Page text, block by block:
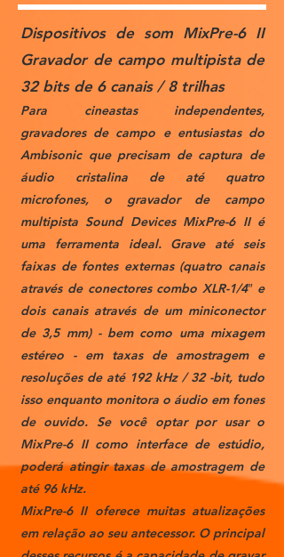
Dispositivos de som MixPre-6 II
Gravador de campo multipista de
32 bits de 6 canais / 8 trilhas
Para cineastas independentes,
gravadores de campo e entusiastas do
Ambisonic que precisam de captura de
áudio cristalina de até quatro
microfones, o gravador de campo
multipista Sound Devices MixPre-6 II é
uma ferramenta ideal. Grave até seis
faixas de fontes externas (quatro canais
através de conectores combo XLR-1/4″ e
dois canais através de um miniconector
de 3,5 mm) - bem como uma mixagem
estéreo - em taxas de amostragem e
resoluções de até 192 kHz / 32 -bit, tudo
isso enquanto monitora o áudio em fones
de ouvido. Se você optar por usar o
MixPre-6 II como interface de estúdio,
poderá atingir taxas de amostragem de
até 96 kHz.
MixPre-6 II oferece muitas atualizações
em relação ao seu antecessor. O principal